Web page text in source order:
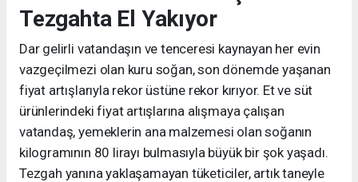
Tezgahta El Yakıyor
Dar gelirli vatandaşın ve tenceresi kaynayan her evin
vazgeçilmezi olan kuru soğan, son dönemde yaşanan
fiyat artışlarıyla rekor üstüne rekor kırıyor. Et ve süt
ürünlerindeki fiyat artışlarına alışmaya çalışan
vatandaş, yemeklerin ana malzemesi olan soğanın
kilogramının 80 lirayı bulmasıyla büyük bir şok yaşadı.
Tezgah yanına yaklaşamayan tüketiciler, artık taneyle